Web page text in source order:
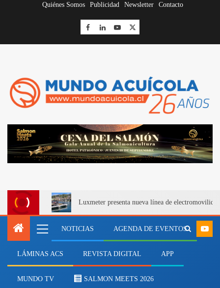
Quiénes Somos Publicidad Newsletter Contacto
Luxmeter presenta nueva línea de
NOTICIAS AGENDA DE EVENTOS
LÁMINAS ACS REVISTA DIGITAL APP
MUNDO TV SALMON MEETS 2026
La salmonicultura en